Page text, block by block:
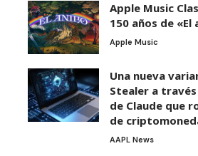
Apple Music
150 años de
Apple Music
Una nueva
Stealer a
de Claude que
de
AAPL News